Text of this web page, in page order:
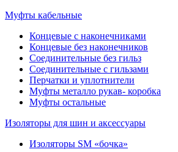
Муфты кабельные
Концевые с наконечниками
Концевые без наконечников
Соединительные без гильз
Соединительные с гильзами
Перчатки и уплотнители
Муфты металло рукав- коробка
Муфты остальные
Изоляторы для шин и аксессуары
Изоляторы SM «бочка»